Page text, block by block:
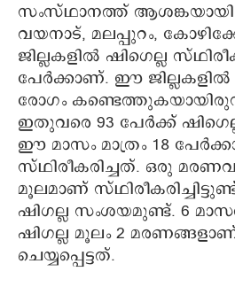
സംസ്ഥാനത്ത് ആശങ്കയായി
വയനാട്, മലപ്പുറം,
ജില്ലകളില്‍ ഷിഗെല്ല
പേര്‍ക്കാണ്. ഈ ജില്ലകളില്‍
രോഗം
ഇതുവരെ 93 പേര്‍ക്ക്
ഈ മാസം മാത്രം 18
സ്ഥിരീകരിച്ചത്. ഒരു
മൂലമാണ്
ഷിഗല്ല സംശയമുണ്ട്. 6
ഷിഗല്ല മൂലം 2 മരണങ്ങളാണ്
ചെയ്യപ്പെട്ടത്.